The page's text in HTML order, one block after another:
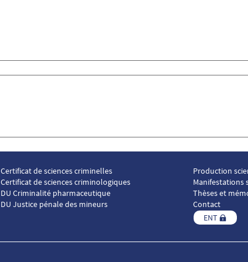
Menu footer ICP 3
Certificat de sciences criminelles
Certificat de sciences criminologiques
DU Criminalité pharmaceutique
DU Justice pénale des mineurs
Menu footer
Production
Manifestations
Thèses et
Contact
ENT